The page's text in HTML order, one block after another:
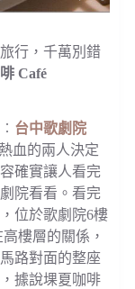
旅行，千萬別錯
Café
台中歌劇院
血的兩人決定
確實讓人看完
院看看。看完
位於歌劇院6樓
樓層的關係，
路對面的整座
據說堁夏咖啡